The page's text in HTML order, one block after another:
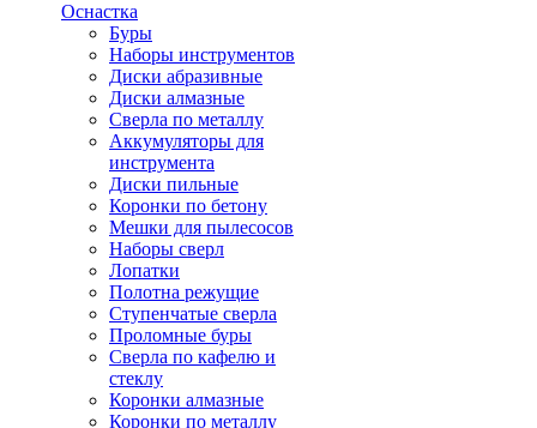
Оснастка
Буры
Наборы инструментов
Диски абразивные
Диски алмазные
Сверла по металлу
Аккумуляторы для
инструмента
Диски пильные
Коронки по бетону
Мешки для пылесосов
Наборы сверл
Лопатки
Полотна режущие
Ступенчатые сверла
Проломные буры
Сверла по кафелю и
стеклу
Коронки алмазные
Коронки по металлу